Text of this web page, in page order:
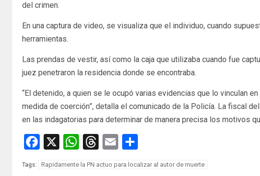
del crimen.
En una captura de video, se visualiza que el individuo, cuando
herramientas.
Las prendas de vestir, así como la caja que utilizaba cuando fue
juez penetraron la residencia donde se encontraba.
“El detenido, a quien se le ocupó varias evidencias que lo vinculan
medida de coerción”, detalla el comunicado de la Policía. La fiscal
en las indagatorias para determinar de manera precisa los motivos
Facebook
X WhatsApp
Threads
Email
Tags: Rapidamente la PN actuo para localizar al autor de muerte